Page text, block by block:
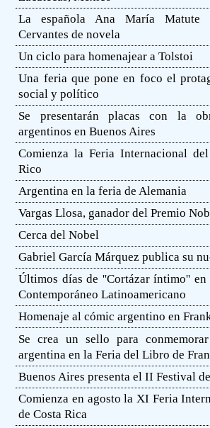
La española Ana María Matute
Cervantes de novela
Un ciclo para homenajear a Tolstoi
Una feria que pone en foco el
social y político
Se presentarán placas con la
argentinos en Buenos Aires
Comienza la Feria Internacional
Rico
Argentina en la feria de Alemania
Vargas Llosa, ganador del Premio
Cerca del Nobel
Gabriel García Márquez publica su
Últimos días de ''Cortázar íntimo''
Contemporáneo Latinoamericano
Homenaje al cómic argentino en
Se crea un sello para
argentina en la Feria del Libro de
Buenos Aires presenta el II Festival
Comienza en agosto la XI Feria
de Costa Rica